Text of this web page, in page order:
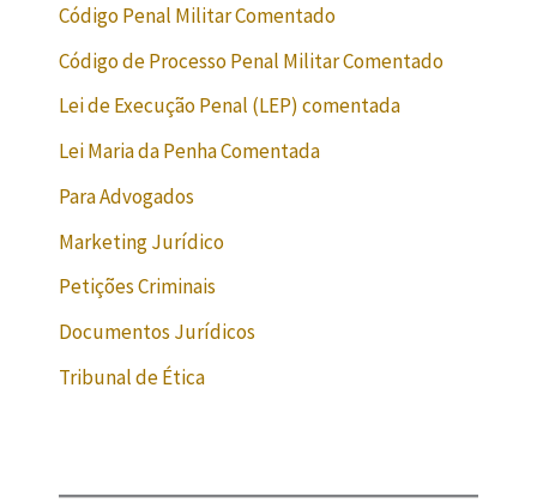
Código Penal Militar Comentado
Código de Processo Penal Militar Comentado
Lei de Execução Penal (LEP) comentada
Lei Maria da Penha Comentada
Para Advogados
Marketing Jurídico
Petições Criminais
Documentos Jurídicos
Tribunal de Ética